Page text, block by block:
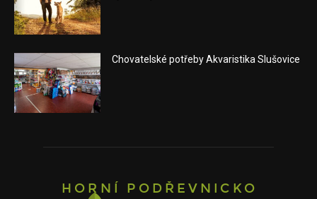
Chovatelské potřeby Akvaristika Slušovice